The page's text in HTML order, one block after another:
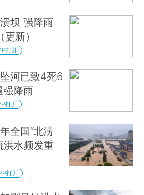
坝 强降雨
新）
打开
河已致4死6
强降雨
打开
全国“北涝
洪水频发重
打开